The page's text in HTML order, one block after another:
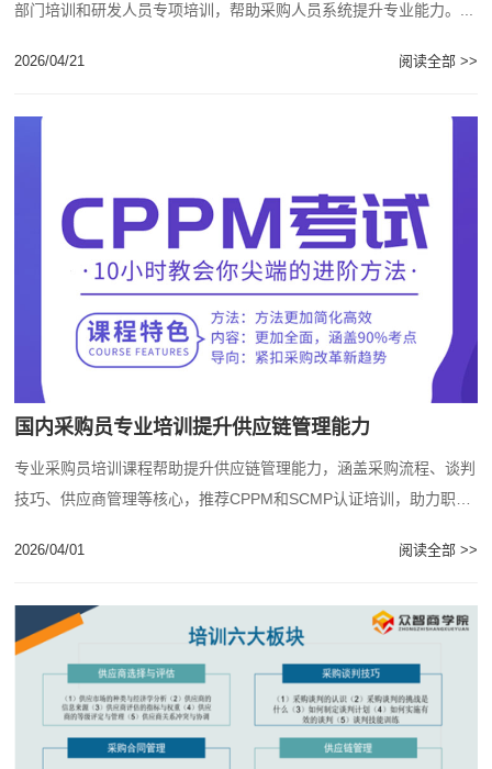
部门培训和研发人员专项培训，帮助采购人员系统提升专业能力。...
2026/04/21 阅读全部 >>
国内采购员专业培训提升供应链管理能力
专业采购员培训课程帮助提升供应链管理能力，涵盖采购流程、谈判
技巧、供应商管理等核心，推荐CPPM和SCMP认证培训，助力职业
2026/04/01 阅读全部 >>